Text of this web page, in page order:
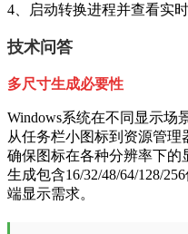
4、启动转换进程并查看实
技术问答
多尺寸生成必要性
Windows系统在不同显示场
从任务栏小图标到资源管
确保图标在各种分辨率下
生成包含16/32/48/64/128/
端显示需求。